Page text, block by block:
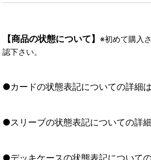
【商品の状態について】 ※初めて購入
認下さい。
●カードの状態表記についての詳細は
●スリーブの状態表記についての詳
●デッキケースの状態表記について